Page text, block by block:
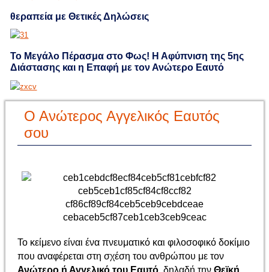
θεραπεία με Θετικές Δηλώσεις
Το Μεγάλο Πέρασμα στο Φως! Η Αφύπνιση της 5ης
Διάστασης και η Επαφή με τον Ανώτερο Εαυτό
Ο Ανώτερος Αγγελικός Εαυτός
σου
Το κείμενο είναι ένα πνευματικό και φιλοσοφικό δοκίμιο
που αναφέρεται στη σχέση του ανθρώπου με τον
Ανώτερο ή Αγγελικό του Εαυτό , δηλαδή τηνΘεϊκή